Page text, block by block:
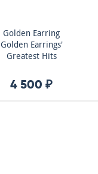
Golden Earring
Golden Earrings'
Greatest Hits
4 500 ₽